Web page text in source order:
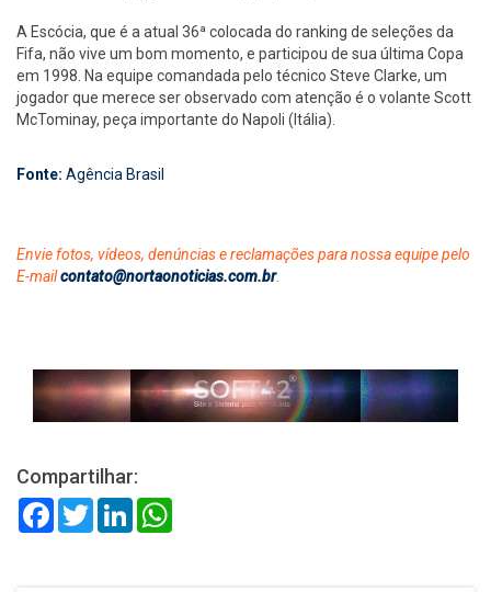
A Escócia, que é a atual 36ª colocada do ranking de seleções da
Fifa, não vive um bom momento, e participou de sua última Copa
em 1998. Na equipe comandada pelo técnico Steve Clarke, um
jogador que merece ser observado com atenção é o volante Scott
McTominay, peça importante do Napoli (Itália).
Fonte: Agência Brasil
Envie fotos, vídeos, denúncias e reclamações para nossa equipe pelo
E-mailcontato@nortaonoticias.com.br.
Compartilhar:
FacebookTwitterLinkedIn